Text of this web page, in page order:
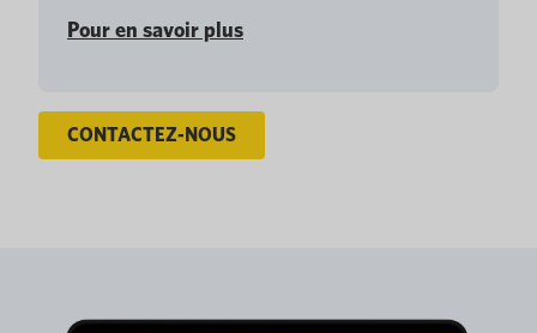
Pour en savoir plus
CONTACTEZ-NOUS